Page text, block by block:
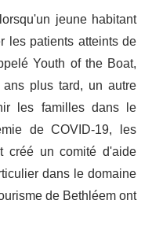
jeune habitant
les patients atteints de
Youth of the Boat,
plus tard, un autre
les familles dans le
de COVID-19, les
créé un comité d'aide
dans le domaine
de Bethléem ont